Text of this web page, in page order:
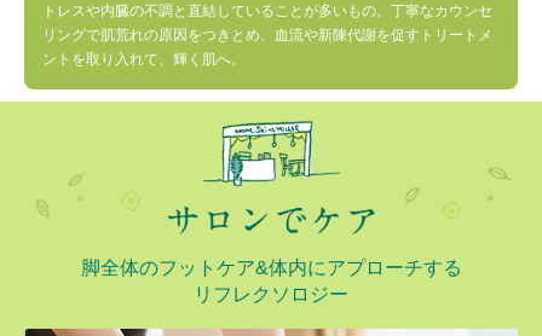
トレスや内臓の不調と直結していることが多いもの。丁寧なカウンセ
リングで肌荒れの原因をつきとめ、血流や新陳代謝を促すトリートメ
ントを取り入れて、輝く肌へ。
脚全体のフットケア&体内にアプローチする
リフレクソロジー